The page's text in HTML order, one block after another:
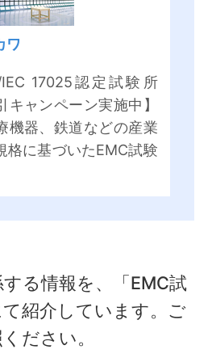
ワ
17025認定試験所
キャンペーン実施中】
機器、鉄道などの産業
格に基づいたEMC試験
る情報を、「EMC試
紹介しています。ご
ださい。